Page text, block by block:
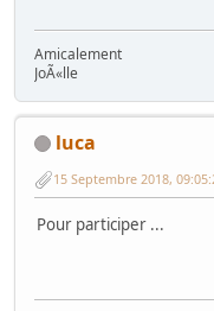
Amicalement
JoÃ«lle
luca
15 Septembre 2018,
Pour participer ...